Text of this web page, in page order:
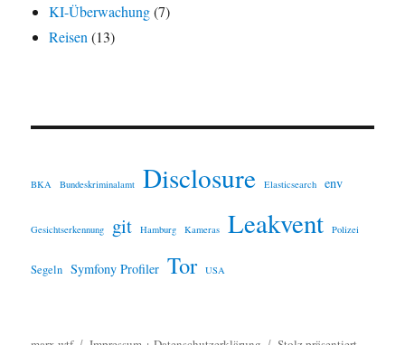
KI-Überwachung(7)
Reisen (13)
BKA Bundeskriminalamt Disclosure Elasticsearch env
Gesichtserkennung git Hamburg Kameras Leakvent Polizei
Segeln Symfony Profiler Tor USA